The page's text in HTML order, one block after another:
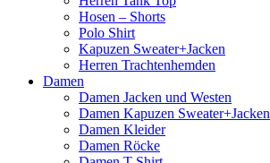
Hosen – Shorts
Polo Shirt
Kapuzen Sweater+Jacken
Herren Trachtenhemden
Damen
Damen Jacken und Westen
Damen Kapuzen Sweater+Jacken
Damen Kleider
Damen Röcke